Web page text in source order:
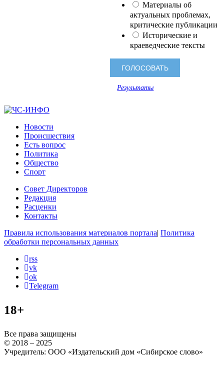
Материалы об
актуальных проблемах,
критические публикации
Исторические и
краеведческие тексты
Результаты
Новости
Происшествия
Есть вопрос
Политика
Общество
Спорт
Совет Директоров
Редакция
Расценки
Контакты
Правила использования материалов портала| Политика
обработки персональных данных
rss
vk
ok
Telegram
18+
Все права защищены
© 2018 – 2025
Учредитель: ООО «Издательский дом «Сибирское слово»